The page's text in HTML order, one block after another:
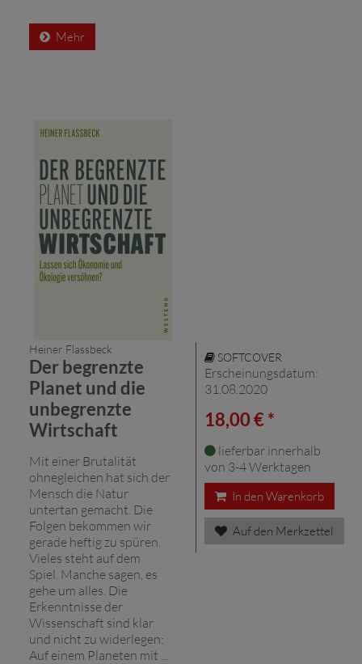
Mehr
Heiner Flassbeck
Der begrenzte
Planet und die
unbegrenzte
Wirtschaft
Mit einer Brutalität
ohnegleichen hat sich der
Mensch die Natur
untertan gemacht. Die
Folgen bekommen wir
gerade heftig zu spüren.
Vieles steht auf dem
Spiel. Manche sagen, es
gehe um alles. Die
Erkenntnisse der
Wissenschaft sind klar
und nicht zu widerlegen:
Auf einem Planeten mit ...
SOFTCOVER
Erscheinungsdatum:
31.08.2020
18,00 € *
lieferbar innerhalb
von 3-4 Werktagen
In den Warenkorb
Auf den Merkzettel